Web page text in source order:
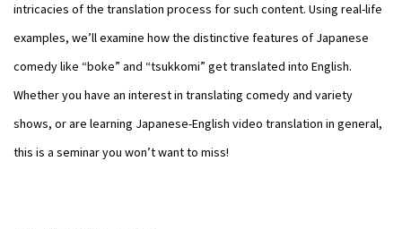
intricacies of the translation process for such content. Using real-life
examples, we’ll examine how the distinctive features of Japanese
comedy like “boke” and “tsukkomi” get translated into English.
Whether you have an interest in translating comedy and variety
shows, or are learning Japanese-English video translation in general,
this is a seminar you won’t want to miss!